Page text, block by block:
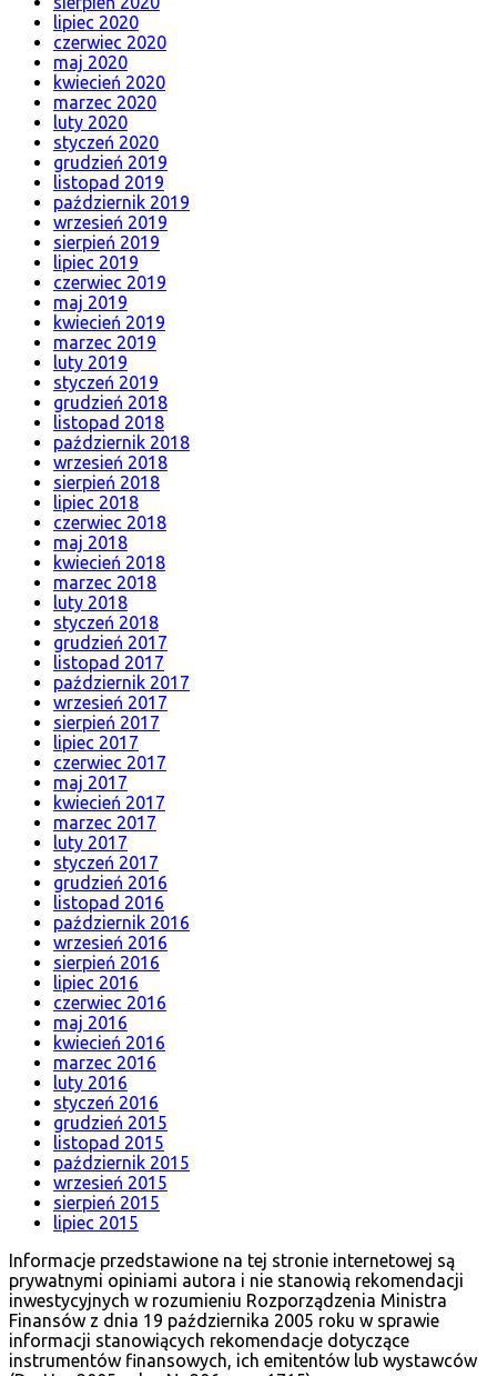
lipiec 2020
czerwiec 2020
maj 2020
kwiecień 2020
marzec 2020
luty 2020
styczeń 2020
grudzień 2019
listopad 2019
październik 2019
wrzesień 2019
sierpień 2019
lipiec 2019
czerwiec 2019
maj 2019
kwiecień 2019
marzec 2019
luty 2019
styczeń 2019
grudzień 2018
listopad 2018
październik 2018
wrzesień 2018
sierpień 2018
lipiec 2018
czerwiec 2018
maj 2018
kwiecień 2018
marzec 2018
luty 2018
styczeń 2018
grudzień 2017
listopad 2017
październik 2017
wrzesień 2017
sierpień 2017
lipiec 2017
czerwiec 2017
maj 2017
kwiecień 2017
marzec 2017
luty 2017
styczeń 2017
grudzień 2016
listopad 2016
październik 2016
wrzesień 2016
sierpień 2016
lipiec 2016
czerwiec 2016
maj 2016
kwiecień 2016
marzec 2016
luty 2016
styczeń 2016
grudzień 2015
listopad 2015
październik 2015
wrzesień 2015
sierpień 2015
lipiec 2015
Informacje przedstawione na tej stronie internetowej są
prywatnymi opiniami autora i nie stanowią rekomendacji
inwestycyjnych w rozumieniu Rozporządzenia Ministra
Finansów z dnia 19 października 2005 roku w sprawie
informacji stanowiących rekomendacje dotyczące
instrumentów finansowych, ich emitentów lub wystawców